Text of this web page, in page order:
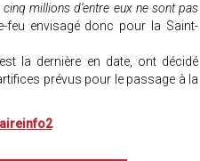
millions d’entre eux ne sont pas
feu envisagé donc pour la Saint-
la dernière en date, ont décidé
prévus pour le passage à la